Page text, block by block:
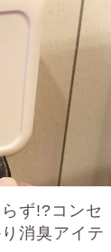
ず!?コンセ
消臭アイテ